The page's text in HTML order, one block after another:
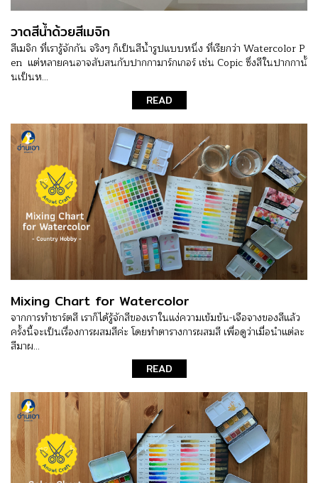
วาดสีน้ำด้วยสีเมจิก
สีเมจิก ที่เรารู้จักกัน จริงๆ ก็เป็นสีน้ำรูปแบบหนึ่ง ที่เรียกว่า Watercolor P
en แต่หลายคนอาจสับสนกับปากกามาร์กเกอร์ เช่น Copic ซึ่งสีในปากกานั้
นเป็นห...
READ
Mixing Chart for Watercolor
จากการทำชาร์ตสี เราก็ได้รู้จักสีของเราในแง่ความเข้มข้น-เจือจางของสีแล้ว
ครั้งนี้จะเป็นเรื่องการผสมสีค่ะ โดยทำตารางการผสมสี เพื่อดูว่าเมื่อนำแต่ละ
สีมาผ...
READ